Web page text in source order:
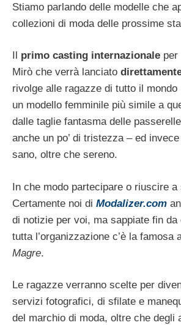
Stiamo parlando delle modelle che
collezioni di moda delle prossime
primo casting internazionale per
Mirò che verrà lanciato
rivolge alle ragazze di tutto il
un modello femminile più simile a
dalle taglie fantasma delle
anche un po’ di tristezza – ed
sano, oltre che sereno.
In che modo partecipare o riuscire a
Certamente noi di Modalizer.com
di notizie per voi, ma sappiate fin da
tutta l’organizzazione c’è la famosa
Magre.
Le ragazze verranno scelte per
servizi fotografici, di sfilate e
del marchio di moda, oltre che degli